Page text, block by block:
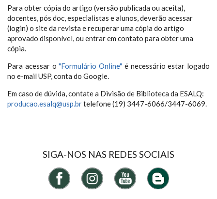
Para obter cópia do artigo (versão publicada ou aceita),
docentes, pós doc, especialistas e alunos, deverão acessar
(login) o site da revista e recuperar uma cópia do artigo
aprovado disponível, ou entrar em contato para obter uma
cópia.
Para acessar o"Formulário Online" é necessário estar logado
no e-mail USP, conta do Google.
Em caso de dúvida, contate a Divisão de Biblioteca da ESALQ:
producao.esalq@usp.brtelefone (19) 3447-6066/3447-6069.
SIGA-NOS NAS REDES SOCIAIS